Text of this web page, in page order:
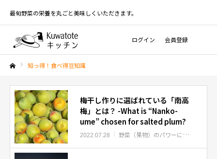
最旬野菜の栄養を丸ごと美味しくいただきます。
ログイン 会員登録
知っ得！食べ得豆知識
梅干し作りに選ばれている「南高
梅」とは？ -What is “Nanko-
ume” chosen for salted plum?
2022.07.28 野菜（果物）のパワーについて